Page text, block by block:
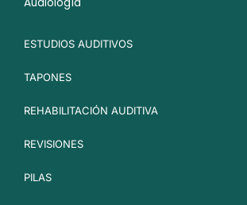
ESTUDIOS AUDITIVOS
TAPONES
REHABILITACIÓN AUDITIVA
REVISIONES
PILAS